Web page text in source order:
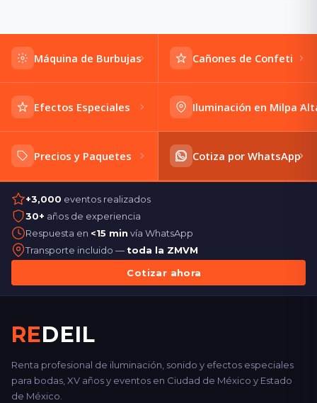
Máquina de Burbujas Cañones de Confeti
Efectos Especiales Iluminación en Milpa
Precios y Paquetes Cotiza por WhatsApp
+3,000 eventos realizados
30+ años de experiencia
Respuesta en <15 min vía WhatsApp
Transporte incluido — toda la ZMVM
Cotizar ahora
REDEIL
Renta profesional de iluminación, sonido y efectos especiales
para bodas, XV años y eventos en Ciudad de México y Estado
de México.